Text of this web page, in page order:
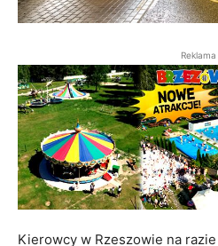
Reklama
Kierowcy w Rzeszowie na